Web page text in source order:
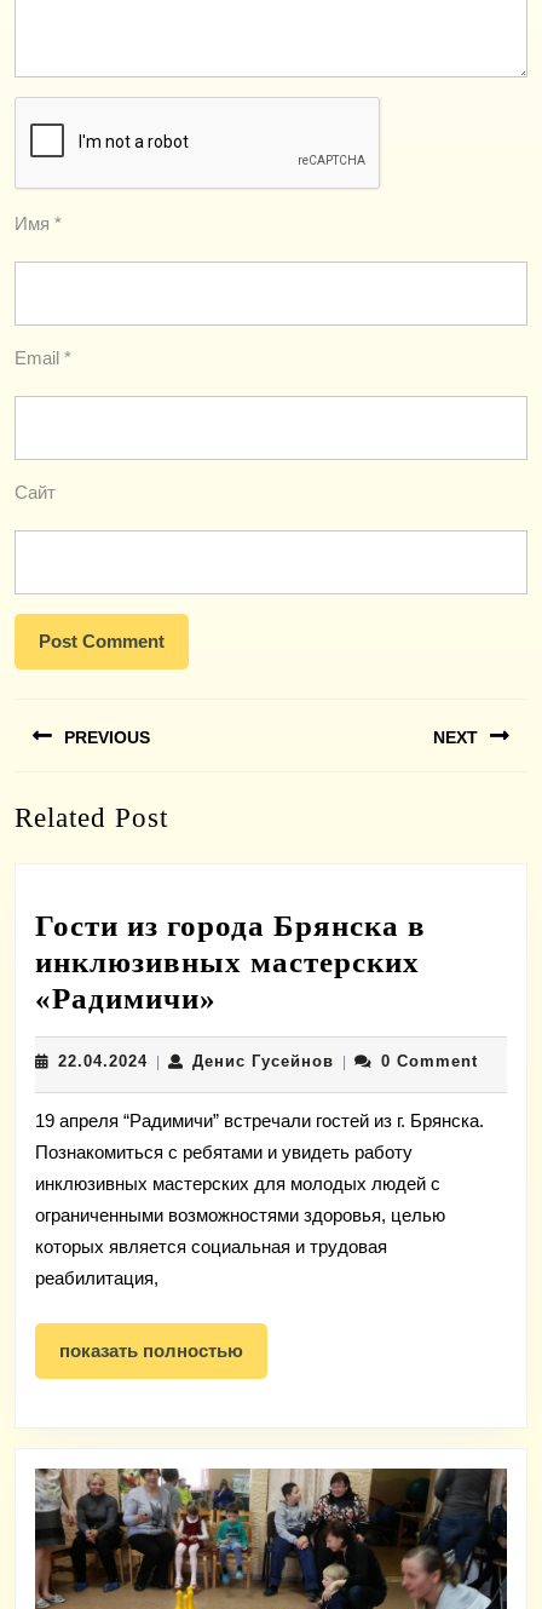
Имя *
Email *
Сайт
по
PREVIOUS
post:
NEXT
Related Post
Гости из города Брянска в
инклюзивных мастерских
«Радимичи»
из
города
Брянска
в
инклюзивных
мастерских
«Радимичи»
22.04.202422.04.2024Денис ГусейновДенис0 Comment
19 апреля “Радимичи” встречали гостей из г. Брянска.
Познакомиться с ребятами и увидеть работу
инклюзивных мастерских для молодых людей с
ограниченными возможностями здоровья, целью
которых является социальная и трудовая
реабилитация,
показать полностьюпоказать
полностью